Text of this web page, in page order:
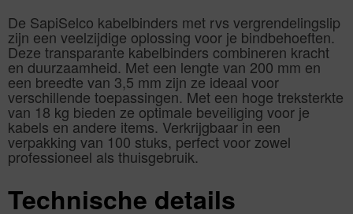
De SapiSelco kabelbinders met rvs vergrendelingslip
zijn een veelzijdige oplossing voor je bindbehoeften.
Deze transparante kabelbinders combineren kracht
en duurzaamheid. Met een lengte van 200 mm en
een breedte van 3,5 mm zijn ze ideaal voor
verschillende toepassingen. Met een hoge treksterkte
van 18 kg bieden ze optimale beveiliging voor je
kabels en andere items. Verkrijgbaar in een
verpakking van 100 stuks, perfect voor zowel
professioneel als thuisgebruik.
Technische details